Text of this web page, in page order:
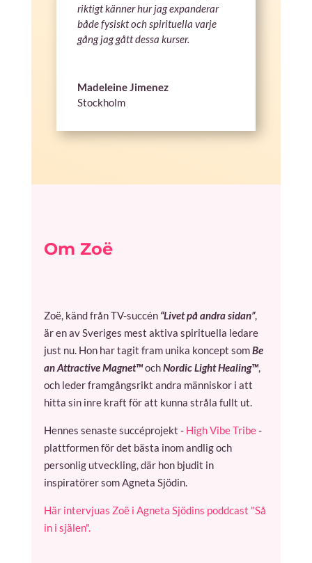
riktigt känner hur jag expanderar
både fysiskt och spirituella varje
gång jag gått dessa kurser.
Madeleine Jimenez
Stockholm
Om Zoë
Zoë, känd från TV-succén“Livet på andra sidan”,
är en av Sveriges mest aktiva spirituella ledare
just nu. Hon har tagit fram unika koncept somBe
an Attractive Magnet™ochNordic Light Healing™,
och leder framgångsrikt andra människor i att
hitta sin inre kraft för att kunna stråla fullt ut.
Hennes senaste succéprojekt - High Vibe Tribe-
plattformen för det bästa inom andlig och
personlig utveckling, där hon bjudit in
inspiratörer som Agneta Sjödin.
Här intervjuas Zoë i Agneta Sjödins poddcast "Så
in i själen".